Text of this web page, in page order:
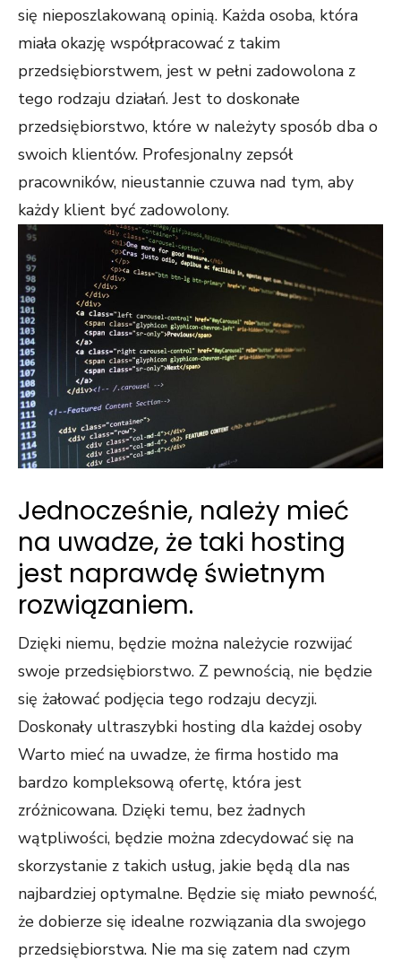
się nieposzlakowaną opinią. Każda osoba, która
miała okazję współpracować z takim
przedsiębiorstwem, jest w pełni zadowolona z
tego rodzaju działań. Jest to doskonałe
przedsiębiorstwo, które w należyty sposób dba o
swoich klientów. Profesjonalny zepsół
pracowników, nieustannie czuwa nad tym, aby
każdy klient być zadowolony.
Jednocześnie, należy mieć
na uwadze, że taki hosting
jest naprawdę świetnym
rozwiązaniem.
Dzięki niemu, będzie można należycie rozwijać
swoje przedsiębiorstwo. Z pewnością, nie będzie
się żałować podjęcia tego rodzaju decyzji.
Doskonały ultraszybki hosting dla każdej osoby
Warto mieć na uwadze, że firma hostido ma
bardzo kompleksową ofertę, która jest
zróżnicowana. Dzięki temu, bez żadnych
wątpliwości, będzie można zdecydować się na
skorzystanie z takich usług, jakie będą dla nas
najbardziej optymalne. Będzie się miało pewność,
że dobierze się idealne rozwiązania dla swojego
przedsiębiorstwa. Nie ma się zatem nad czym